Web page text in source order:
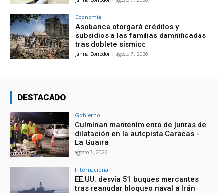
Economía
Asobanca otorgará créditos y
subsidios a las familias damnificadas
tras doblete sísmico
Janna Corredor - agosto 7, 2026
DESTACADO
Gobierno
Culminan mantenimiento de juntas de
dilatación en la autopista Caracas -
La Guaira
agosto 7, 2026
Internacional
EE.UU. desvía 51 buques mercantes
tras reanudar bloqueo naval a Irán